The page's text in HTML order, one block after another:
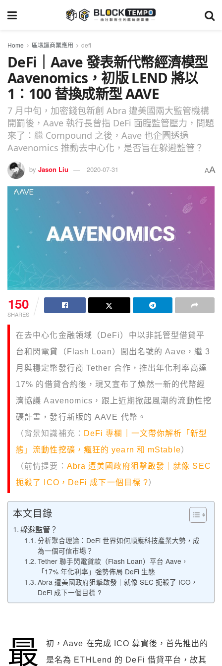
Home 區塊鏈商業應用 defi
DeFi｜Aave 發表新代幣經濟模型
Aavenomics，初版 LEND 將以
1：100 替換成新型 AAVE
7 月中旬，加密錢包新創 Abra 遭美國兩大監管機構
開罰後，Aave 執行長曾指 DeFi 面臨監管壓力，問題
來了：繼 Compound 之後，Aave 也企圖透過
Aavenomics 推動去中心化，是否旨在躲避監管？
by Jason Liu 2020-07-31 AA
150
SHARES
在去中心化金融領域（DeFi）中以非託管型借貸平
台和閃電貸（Flash Loan）闖出名號的 Aave，繼 3
月與穩定幣發行商 Tether 合作，推出年化利率高達
17% 的借貸合約後，現又宣布了煥然一新的代幣經
濟協議 Aavenomics，跟上近期掀起風潮的流動性挖
礦計畫，發行新版的 AAVE 代幣。
（背景知識補充： DeFi 專欄｜一文帶你解析「新型
態」流動性挖礦，瘋狂的 yearn 和 mStable）
（前情提要： Abra 遭美國政府狙擊啟發｜就像 SEC
扼殺了 ICO，DeFi 成下一個目標 ?）
本文目錄
躲避監管？
分析聚合理論：DeFi 世界如何順應科技產業大勢，成
為一個可信市場？
Tether 聯手閃電貸款（Flash Loan）平台 Aave，
「17% 年化利率」強勢佈局 DeFi 生態
Abra 遭美國政府狙擊啟發｜就像 SEC 扼殺了 ICO，
DeFi 成下一個目標 ?
最
初，Aave 在完成 ICO 募資後，首先推出的
是名為 ETHLend 的 DeFi 借貸平台，故其